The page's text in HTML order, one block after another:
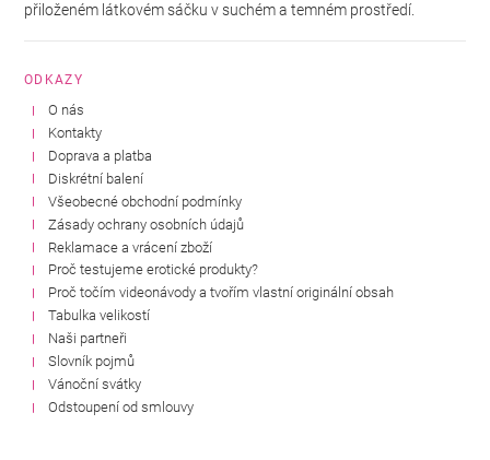
přiloženém látkovém sáčku v suchém a temném prostředí.
ODKAZY
O nás
Kontakty
Doprava a platba
Diskrétní balení
Všeobecné obchodní podmínky
Zásady ochrany osobních údajů
Reklamace a vrácení zboží
Proč testujeme erotické produkty?
Proč točím videonávody a tvořím vlastní originální obsah
Tabulka velikostí
Naši partneři
Slovník pojmů
Vánoční svátky
Odstoupení od smlouvy